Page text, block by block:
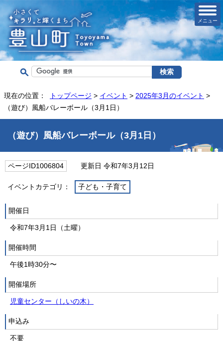
メニュー
現在の位置： トップページ > イベント > 2025年3月のイベント >
（遊び）風船バレーボール（3月1日）
（遊び）風船バレーボール（3月1日）
ページID1006804 更新日 令和7年3月12日
イベントカテゴリ： 子ども・子育て
開催日
令和7年3月1日（土曜）
開催時間
午後1時30分〜
開催場所
児童センター（しいの木）
申込み
不要